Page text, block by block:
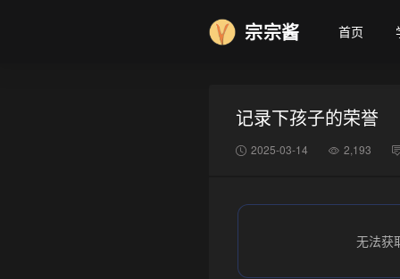
宗宗酱 首页
记录下孩子的荣誉
2025-03-14 2,193
无法获